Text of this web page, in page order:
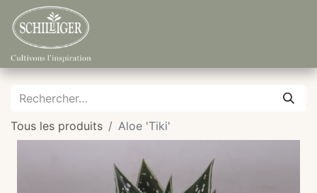
Tous les produits Aloe 'Tiki'